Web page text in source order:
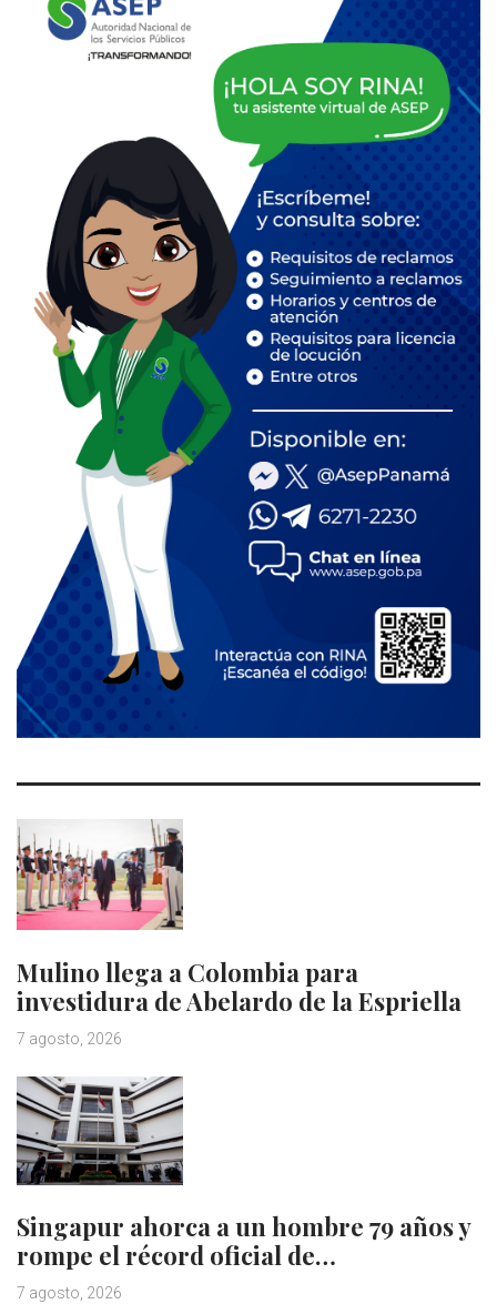
Mulino llega a Colombia para
investidura de Abelardo de la Espriella
7 agosto, 2026
Singapur ahorca a un hombre 79 años y
rompe el récord oficial de…
7 agosto, 2026